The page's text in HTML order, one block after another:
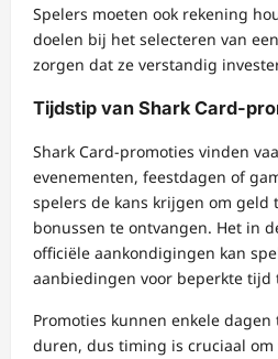
Spelers moeten ook rekening
doelen bij het selecteren van
zorgen dat ze verstandig
Tijdstip van Shark Card-
Shark Card-promoties vinden
evenementen, feestdagen of
spelers de kans krijgen om geld
bonussen te ontvangen. Het in
officiële aankondigingen kan
aanbiedingen voor beperkte tijd
Promoties kunnen enkele dagen
duren, dus timing is cruciaal om